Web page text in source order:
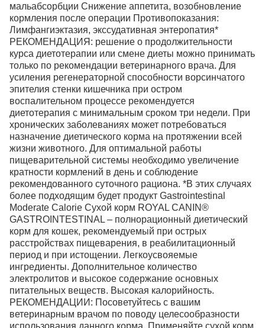
мальабсорбции Снижение аппетита, возобновление
кормления после операции Противопоказания:
Лимфангиэктазия, экссудативная энтеропатия*
РЕКОМЕНДАЦИЯ: решение о продолжительности
курса диетотерапии или смене диеты можно принимать
только по рекомендации ветеринарного врача. Для
усиления регенераторной способности ворсинчатого
эпителия стенки кишечника при остром
воспалительном процессе рекомендуется
диетотерапия с минимальным сроком три недели. При
хронических заболеваниях может потребоваться
назначение диетического корма на протяжении всей
жизни животного. Для оптимальной работы
пищеварительной системы необходимо увеличение
кратности кормлений в день и соблюдение
рекомендованного суточного рациона. *В этих случаях
более подходящим будет продукт Gastrointestinal
Moderate Calorie Сухой корм ROYAL CANIN®
GASTROINTESTINAL – полнорационный диетический
корм для кошек, рекомендуемый при острых
расстройствах пищеварения, в реабилитационный
период и при истощении. Легкоусвояемые
ингредиенты. Дополнительное количество
электролитов и высокое содержание основных
питательных веществ. Высокая калорийность.
РЕКОМЕНДАЦИИ: Посоветуйтесь с вашим
ветеринарным врачом по поводу целесообразности
использования данного корма. Применяйте сухой корм